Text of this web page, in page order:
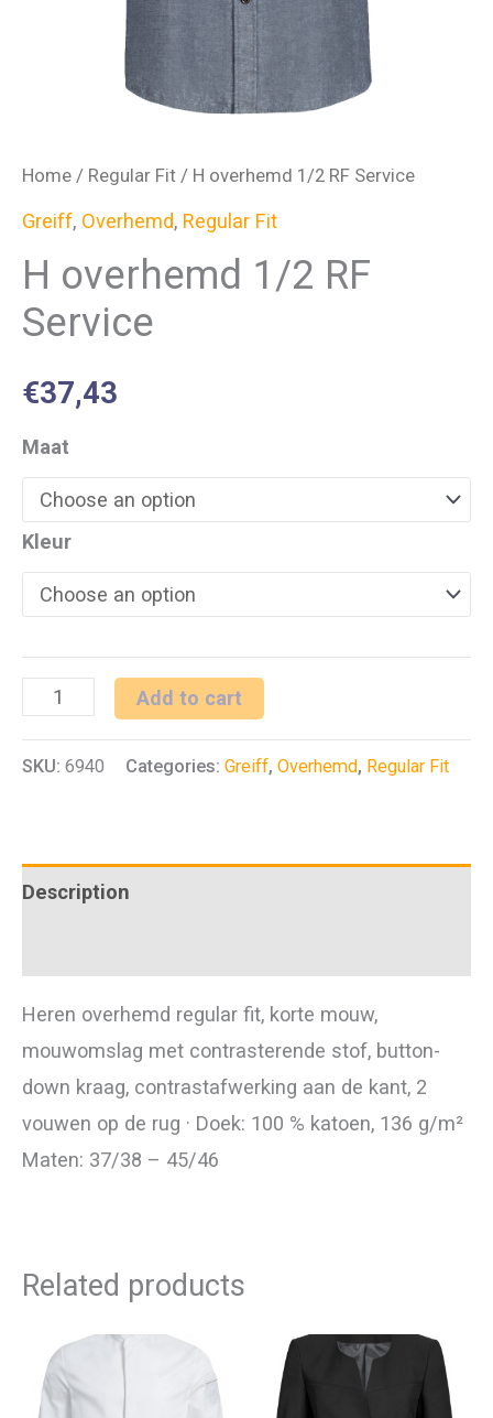
Home / Regular Fit / H overhemd 1/2 RF Service
Greiff, Overhemd, Regular Fit
H overhemd 1/2 RF
Service
€37,43
Maat
Kleur
1/2
Add to cart
SKU: 6940 Categories: Greiff, Overhemd, Regular Fit
Description
Heren overhemd regular fit, korte mouw,
mouwomslag met contrasterende stof, button-
down kraag, contrastafwerking aan de kant, 2
vouwen op de rug · Doek: 100 % katoen, 136 g/m²
Maten: 37/38 – 45/46
Related products